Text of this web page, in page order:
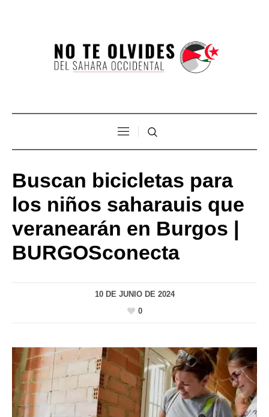
Buscan bicicletas para
los niños saharauis que
veranearán en Burgos |
BURGOSconecta
10 DE JUNIO DE 2024
0